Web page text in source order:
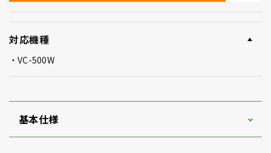
対応機種
VC-500W
基本仕様